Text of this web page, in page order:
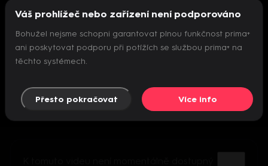
Nepodařilo se inicializovat přehrávač
Váš prohlížeč nebo zařízení není podporováno
Bohužel nejsme schopni garantovat plnou funkčnost prima+
ani poskytovat podporu při potížích se službou prima+ na
těchto systémech.
Přesto pokračovat Více info